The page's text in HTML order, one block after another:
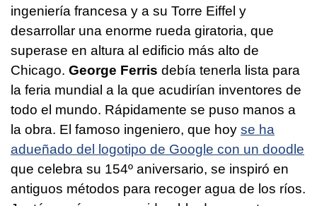
ingeniería francesa y a su Torre Eiffel y
desarrollar una enorme rueda giratoria, que
superase en altura al edificio más alto de
Chicago. George Ferris debía tenerla lista para
la feria mundial a la que acudirían inventores de
todo el mundo. Rápidamente se puso manos a
la obra. El famoso ingeniero, que hoy se ha
adueñado del logotipo de Google con un doodle
que celebra su 154º aniversario, se inspiró en
antiguos métodos para recoger agua de los ríos.